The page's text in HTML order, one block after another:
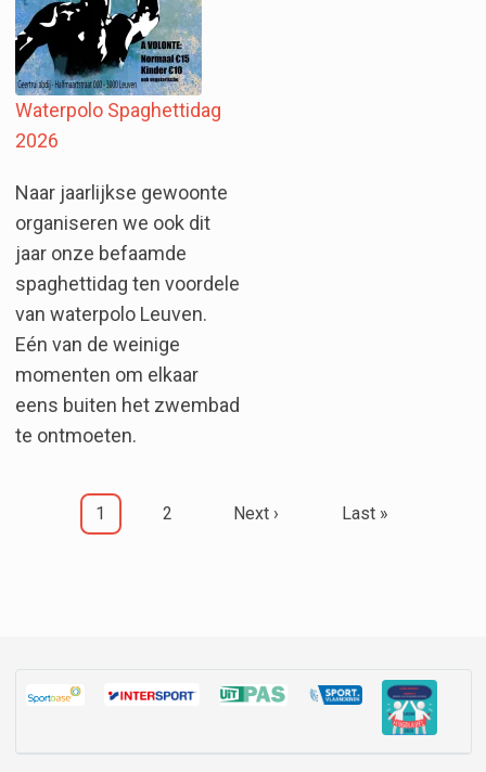
Waterpolo Spaghettidag
2026
Naar jaarlijkse gewoonte
organiseren we ook dit
jaar onze befaamde
spaghettidag ten voordele
van waterpolo Leuven.
Eén van de weinige
momenten om elkaar
eens buiten het zwembad
te ontmoeten.
Pagination
Current page
1 Page
2 Next page
Next › Last page
Last »